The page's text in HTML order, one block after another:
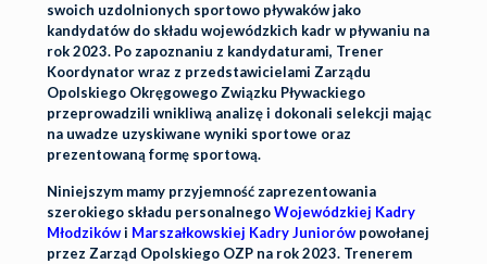
swoich uzdolnionych sportowo pływaków jako
kandydatów do składu wojewódzkich kadr w pływaniu na
rok 2023. Po zapoznaniu z kandydaturami, Trener
Koordynator wraz z przedstawicielami Zarządu
Opolskiego Okręgowego Związku Pływackiego
przeprowadzili wnikliwą analizę i dokonali selekcji mając
na uwadze uzyskiwane wyniki sportowe oraz
prezentowaną formę sportową.
Niniejszym mamy przyjemność zaprezentowania
szerokiego składu personalnegoWojewódzkiej Kadry
Młodzikówi Marszałkowskiej Kadry Juniorów powołanej
przez Zarząd Opolskiego OZP na rok 2023. Trenerem